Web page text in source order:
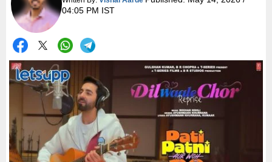
04:05 PM IST